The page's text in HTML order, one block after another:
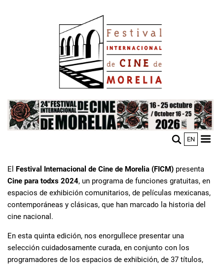
Image
EN
El Festival Internacional de Cine de Morelia (FICM) presenta
Cine para todxs 2024, un programa de funciones gratuitas, en
espacios de exhibición comunitarios, de películas mexicanas,
contemporáneas y clásicas, que han marcado la historia del
cine nacional.
En esta quinta edición, nos enorgullece presentar una
selección cuidadosamente curada, en conjunto con los
programadores de los espacios de exhibición, de 37 títulos,